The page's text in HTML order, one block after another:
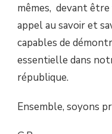
mêmes, devant
appel au savoir et
capables de
essentielle dans
république.
Ensemble, soyons